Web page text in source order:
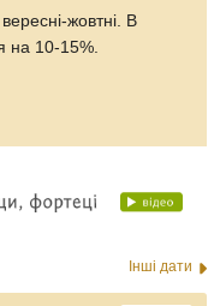
жовтні. В
на 10-15%.
Інші дати